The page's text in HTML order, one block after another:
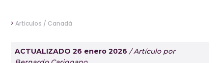
> Articulos / Canadá
ACTUALIZADO 26 enero 2026 / Artículo por